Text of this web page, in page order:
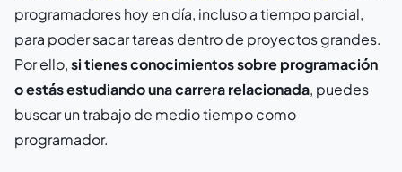
programadores hoy en día, incluso a tiempo parcial,
para poder sacar tareas dentro de proyectos grandes.
Por ello,si tienes conocimientos sobre programación
o estás estudiando una carrera relacionada, puedes
buscar un trabajo de medio tiempo como
programador.